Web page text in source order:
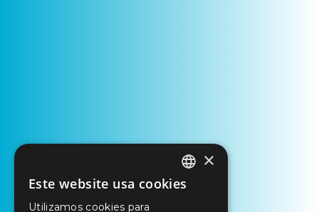
PORTUGUESE
×
Este website usa cookies
Utilizamos cookies para